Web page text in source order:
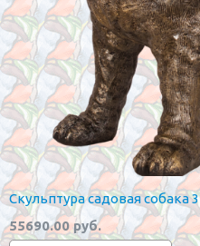
Скульптура садовая собака 3
55690.00 руб.